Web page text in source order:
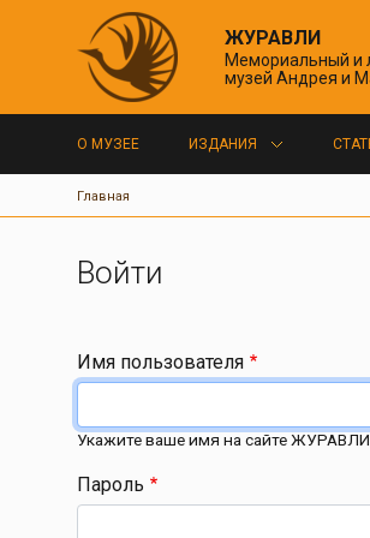
ЖУРАВЛИ
Мемориальный и
музей Андрея и
Основная
О МУЗЕЕ ИЗДАНИЯ
Строка навигации
Главная
Главные вкладки
Войти
Имя пользователя
Укажите ваше имя на сайте ЖУРАВЛИ.
Пароль